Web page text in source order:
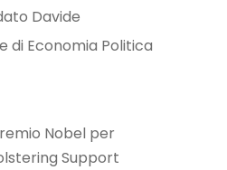
Davide
di Economia Politica
Nobel per
Support